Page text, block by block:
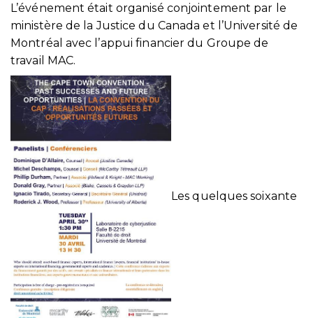
L’événement était organisé conjointement par le
ministère de la Justice du Canada et l’Université de
Montréal avec l’appui financier du Groupe de
travail MAC.
Les quelques soixante